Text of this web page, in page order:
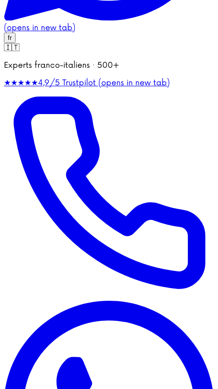
(opens in new tab)
fr
🇮🇹
Experts franco-italiens · 500+
★★★★★4,9/5 Trustpilot (opens in new tab)